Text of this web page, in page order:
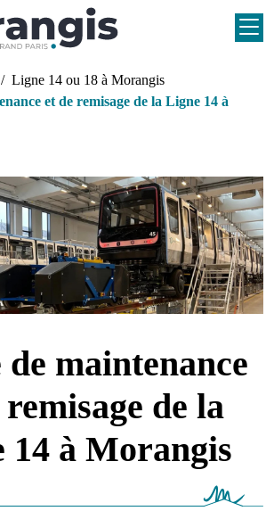
Ligne 14 ou 18 à Morangis
et de remisage de la Ligne 14 à
maintenance
de la
14 à Morangis